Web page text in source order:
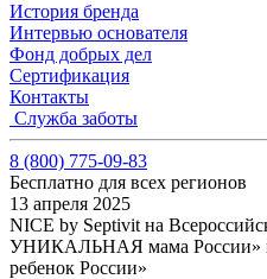
История бренда
Интервью основателя
Фонд добрых дел
Сертификация
Контакты
Служба заботы
8 (800) 775-09-83
Бесплатно для всех регионов
13 апреля 2025
NICE by Septivit на
УНИКАЛЬНАЯ мама
ребенок России»